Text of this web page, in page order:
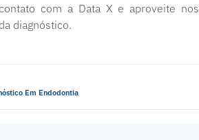
com a Data X e aproveite
diagnóstico.
Em Endodontia